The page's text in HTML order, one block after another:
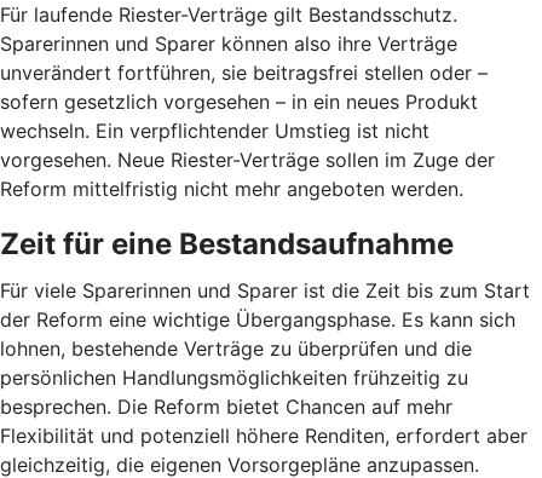
Für laufende Riester-Verträge gilt Bestandsschutz.
Sparerinnen und Sparer können also ihre Verträge
unverändert fortführen, sie beitragsfrei stellen oder –
sofern gesetzlich vorgesehen – in ein neues Produkt
wechseln. Ein verpflichtender Umstieg ist nicht
vorgesehen. Neue Riester-Verträge sollen im Zuge der
Reform mittelfristig nicht mehr angeboten werden.
Zeit für eine Bestandsaufnahme
Für viele Sparerinnen und Sparer ist die Zeit bis zum Start
der Reform eine wichtige Übergangsphase. Es kann sich
lohnen, bestehende Verträge zu überprüfen und die
persönlichen Handlungsmöglichkeiten frühzeitig zu
besprechen. Die Reform bietet Chancen auf mehr
Flexibilität und potenziell höhere Renditen, erfordert aber
gleichzeitig, die eigenen Vorsorgepläne anzupassen.